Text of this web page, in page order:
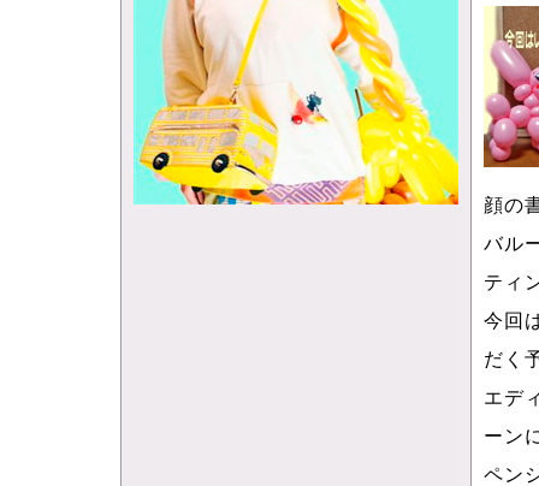
顔の
バル
ティ
今回
だく
エデ
ーン
ペン